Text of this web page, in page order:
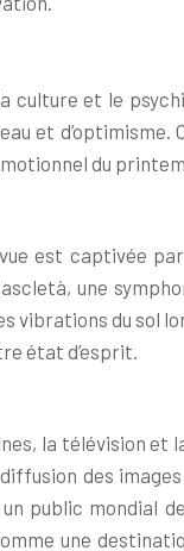
culture et le
et
du
est captivée
une
du sol
état d’esprit.
la télévision et
des
public mondial
une